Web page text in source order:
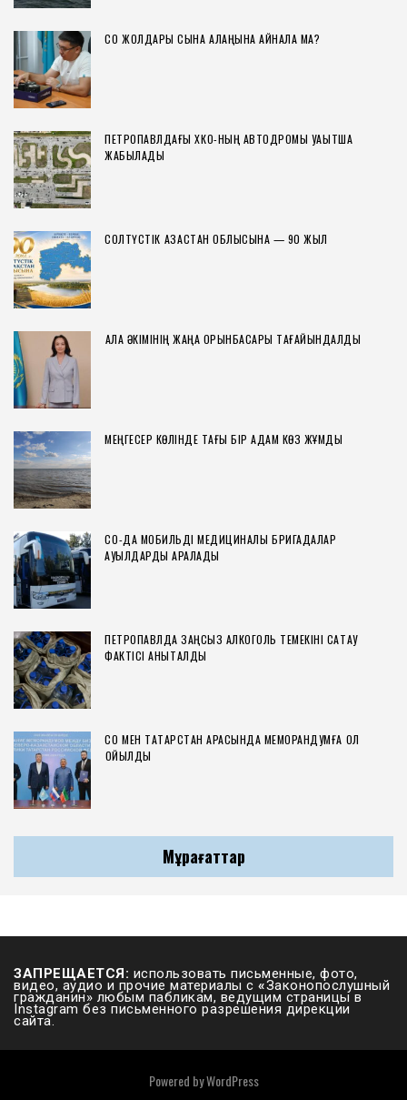
СҚО ЖОЛДАРЫ СЫНАҚ АЛАҢЫНА АЙНАЛА МА?
ПЕТРОПАВЛДАҒЫ ХҚКО-НЫҢ АВТОДРОМЫ УАҚЫТША
ЖАБЫЛАДЫ
СОЛТҮСТІК ҚАЗАҚСТАН ОБЛЫСЫНА — 90 ЖЫЛ
ҚАЛА ӘКІМІНІҢ ЖАҢА ОРЫНБАСАРЫ ТАҒАЙЫНДАЛДЫ
МЕҢГЕСЕР КӨЛІНДЕ ТАҒЫ БІР АДАМ КӨЗ ЖҰМДЫ
СҚО-ДА МОБИЛЬДІ МЕДИЦИНАЛЫҚ БРИГАДАЛАР
АУЫЛДАРДЫ АРАЛАДЫ
ПЕТРОПАВЛДА ЗАҢСЫЗ АЛКОГОЛЬ ТЕМЕКІНІ САҚТАУ
ФАКТІСІ АНЫҚТАЛДЫ
СҚО МЕН ТАТАРСТАН АРАСЫНДА МЕМОРАНДУМҒА ҚОЛ
ҚОЙЫЛДЫ
Мұрағаттар
ЗАПРЕЩАЕТСЯ: использовать письменные, фото,
видео, аудио и прочие материалы с «Законопослушный
гражданин» любым пабликам, ведущим страницы в
Instagram без письменного разрешения дирекции
сайта.
Powered byWordPress